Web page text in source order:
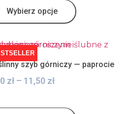
Wybierz opcje
szyb górniczy — paprocie
zł – 11,50 zł